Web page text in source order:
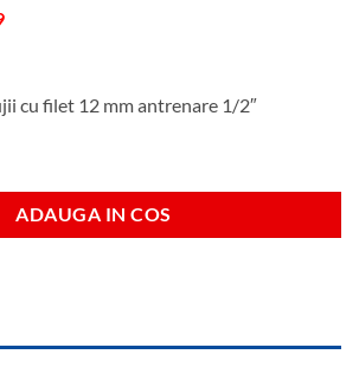
cu filet 12 mm antrenare 1/2″
ADAUGA IN COS